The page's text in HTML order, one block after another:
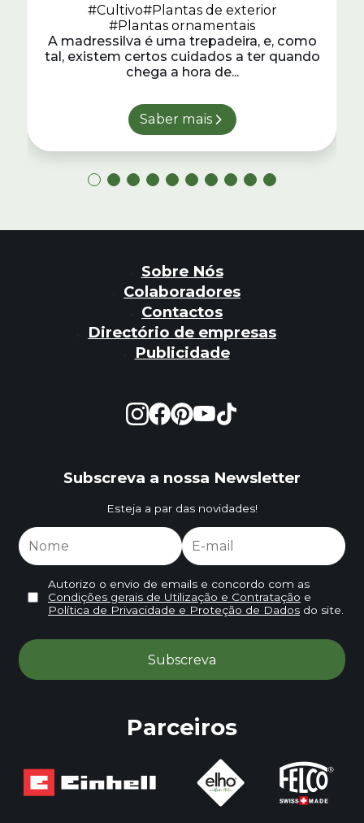
#Cultivo#Plantas de exterior
#Plantas ornamentais
A madressilva é uma trepadeira, e, como
tal, existem certos cuidados a ter quando
chega a hora de...
Saber mais
Sobre Nós
Colaboradores
Contactos
Directório de empresas
Publicidade
Subscreva a nossa Newsletter
Esteja a par das novidades!
Autorizo o envio de emails e concordo com as
Condições gerais de Utilização e Contratação e
Política de Privacidade e Proteção de Dadosdo site.
Parceiros